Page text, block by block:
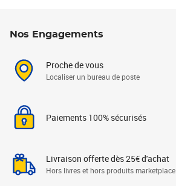
Nos Engagements
Proche de vous
Localiser un bureau de poste
Paiements 100% sécurisés
Livraison offerte dès 25€ d'achat
Hors livres et hors produits marketplace